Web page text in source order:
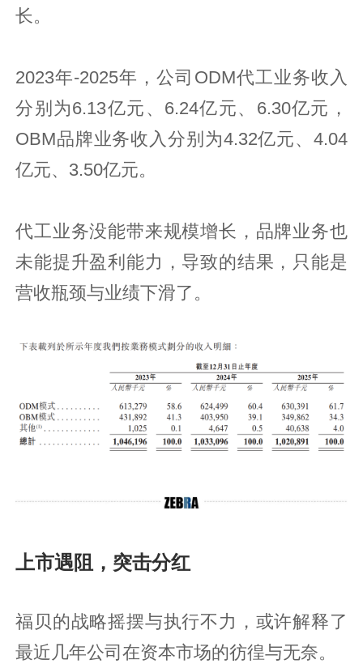
长。
2023年-2025年，公司ODM代工业务收入
分别为6.13亿元、6.24亿元、6.30亿元，
OBM品牌业务收入分别为4.32亿元、4.04
亿元、3.50亿元。
代工业务没能带来规模增长，品牌业务也
未能提升盈利能力，导致的结果，只能是
营收瓶颈与业绩下滑了。
上市遇阻，突击分红
福贝的战略摇摆与执行不力，或许解释了
最近几年公司在资本市场的彷徨与无奈。